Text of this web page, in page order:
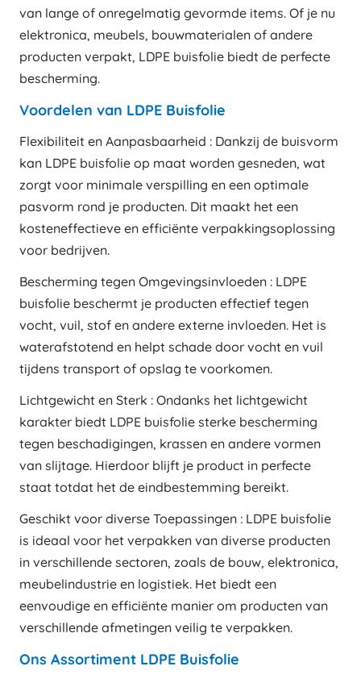
van lange of onregelmatig gevormde items. Of je nu
elektronica, meubels, bouwmaterialen of andere
producten verpakt, LDPE buisfolie biedt de perfecte
bescherming.
Voordelen van LDPE Buisfolie
Flexibiliteit en Aanpasbaarheid : Dankzij de buisvorm
kan LDPE buisfolie op maat worden gesneden, wat
zorgt voor minimale verspilling en een optimale
pasvorm rond je producten. Dit maakt het een
kosteneffectieve en efficiënte verpakkingsoplossing
voor bedrijven.
Bescherming tegen Omgevingsinvloeden : LDPE
buisfolie beschermt je producten effectief tegen
vocht, vuil, stof en andere externe invloeden. Het is
waterafstotend en helpt schade door vocht en vuil
tijdens transport of opslag te voorkomen.
Lichtgewicht en Sterk : Ondanks het lichtgewicht
karakter biedt LDPE buisfolie sterke bescherming
tegen beschadigingen, krassen en andere vormen
van slijtage. Hierdoor blijft je product in perfecte
staat totdat het de eindbestemming bereikt.
Geschikt voor diverse Toepassingen : LDPE buisfolie
is ideaal voor het verpakken van diverse producten
in verschillende sectoren, zoals de bouw, elektronica,
meubelindustrie en logistiek. Het biedt een
eenvoudige en efficiënte manier om producten van
verschillende afmetingen veilig te verpakken.
Ons Assortiment LDPE Buisfolie